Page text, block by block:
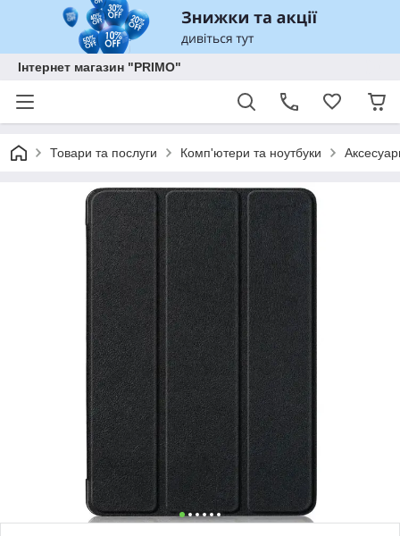
Інтернет магазин "PRIMO"
Товари та послуги Комп'ютери та ноутбуки